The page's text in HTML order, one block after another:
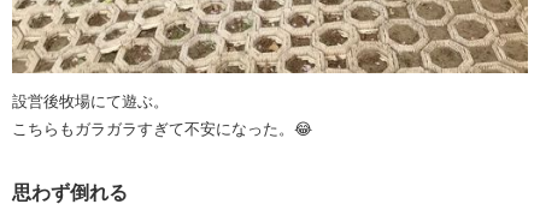
設営後牧場にて遊ぶ。
こちらもガラガラすぎて不安になった。😂
思わず倒れる